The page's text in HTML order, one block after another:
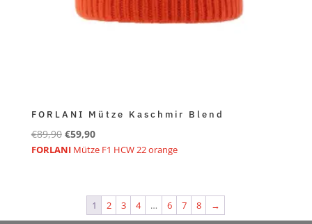
FORLANI Mütze Kaschmir Blend
€89,90 Ursprünglicher
Preis
€59,90Aktueller
Preis
FORLANI Mütze F1 HCW 22 orange
1 2 3 4 … 6 7 8 →